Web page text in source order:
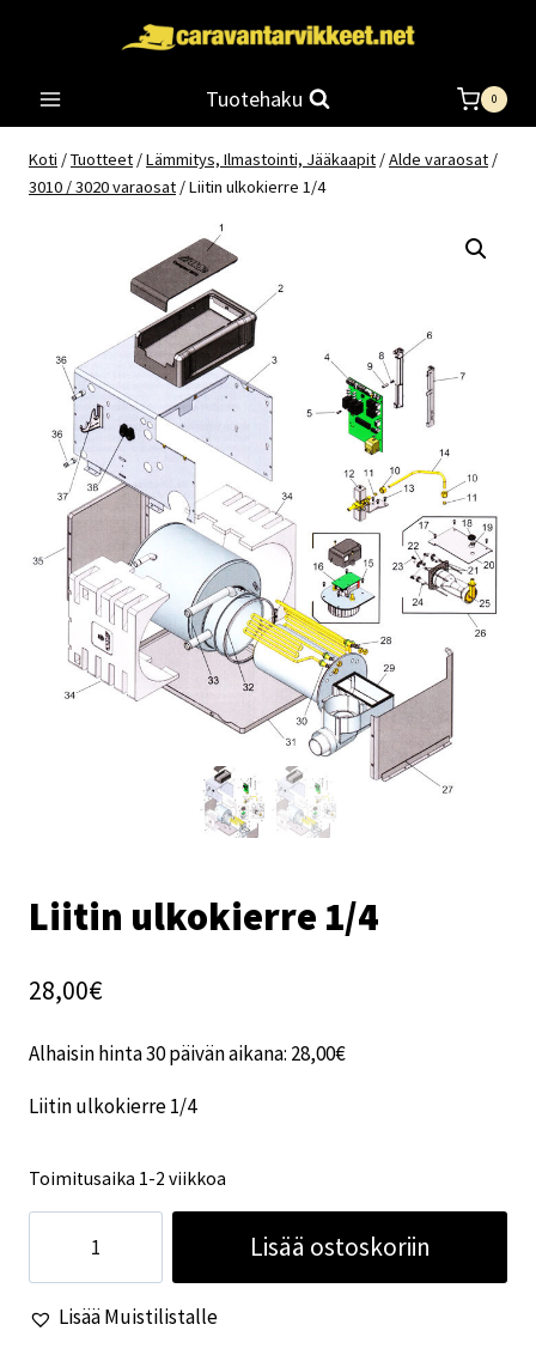
Tuotehaku 0
Koti /Tuotteet /Lämmitys, Ilmastointi, Jääkaapit /Alde varaosat /
3010 / 3020 varaosat /Liitin ulkokierre 1/4
Liitin ulkokierre 1/4
28,00€
Alhaisin hinta 30 päivän aikana: 28,00€
Liitin ulkokierre 1/4
Toimitusaika 1-2 viikkoa
ulkokierre
1/4
määrä
Lisää ostoskoriin
Lisää Muistilistalle